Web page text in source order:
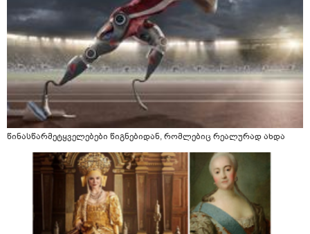
წინასწარმეტყველებები წიგნებიდან, რომლებიც რეალურად ახდა